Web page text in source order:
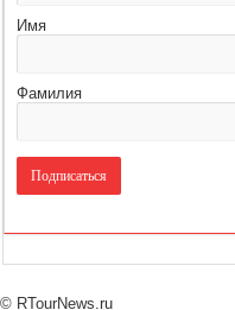
Имя
Фамилия
© RTourNews.ru